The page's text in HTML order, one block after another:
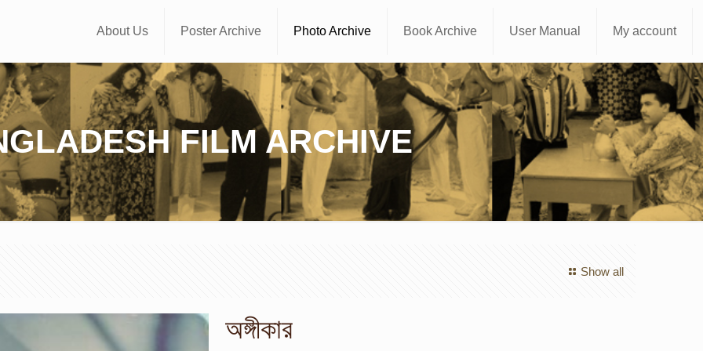
About Us Poster Archive Photo Archive Book Archive User Manual My account
FILM ARCHIVE
Show all
অঙ্গীকার